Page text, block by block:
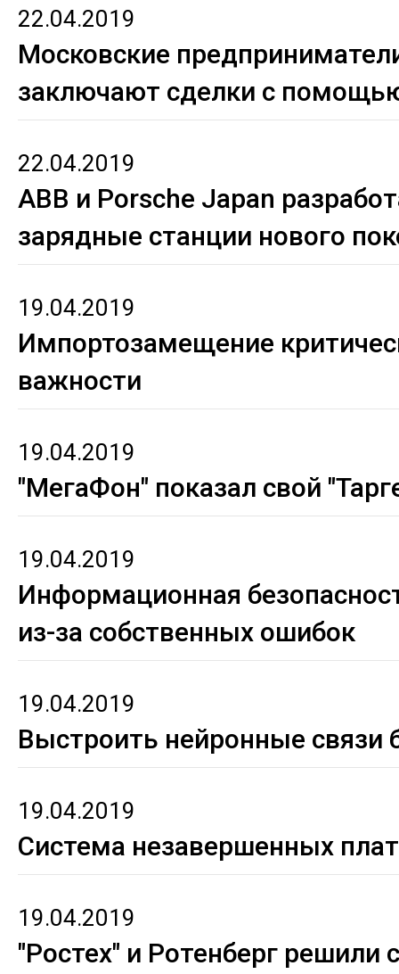
22.04.2019
Московские
заключают сделки с
22.04.2019
АВВ и Porsche Japan
зарядные станции нового
19.04.2019
Импортозамещение
важности
19.04.2019
"МегаФон" показал свой
19.04.2019
Информационная
из-за собственных ошибок
19.04.2019
Выстроить нейронные связи
19.04.2019
Система незавершенных
19.04.2019
"Ростех" и Ротенберг решили